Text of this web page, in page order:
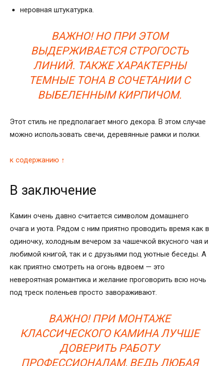
неровная штукатурка.
ВАЖНО! НО ПРИ ЭТОМ
ВЫДЕРЖИВАЕТСЯ СТРОГОСТЬ
ЛИНИЙ. ТАКЖЕ ХАРАКТЕРНЫ
ТЕМНЫЕ ТОНА В СОЧЕТАНИИ С
ВЫБЕЛЕННЫМ КИРПИЧОМ.
Этот стиль не предполагает много декора. В этом случае
можно использовать свечи, деревянные рамки и полки.
к содержанию ↑
В заключение
Камин очень давно считается символом домашнего
очага и уюта. Рядом с ним приятно проводить время как в
одиночку, холодным вечером за чашечкой вкусного чая и
любимой книгой, так и с друзьями под уютные беседы. А
как приятно смотреть на огонь вдвоем — это
невероятная романтика и желание проговорить всю ночь
под треск поленьев просто завораживают.
ВАЖНО! ПРИ МОНТАЖЕ
КЛАССИЧЕСКОГО КАМИНА ЛУЧШЕ
ДОВЕРИТЬ РАБОТУ
ПРОФЕССИОНАЛАМ, ВЕДЬ ЛЮБАЯ